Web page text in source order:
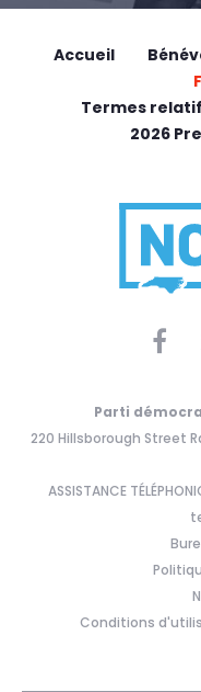
Accueil
Termes
2026
Parti
220 Hillsborough Street
ASSISTANCE
Conditions